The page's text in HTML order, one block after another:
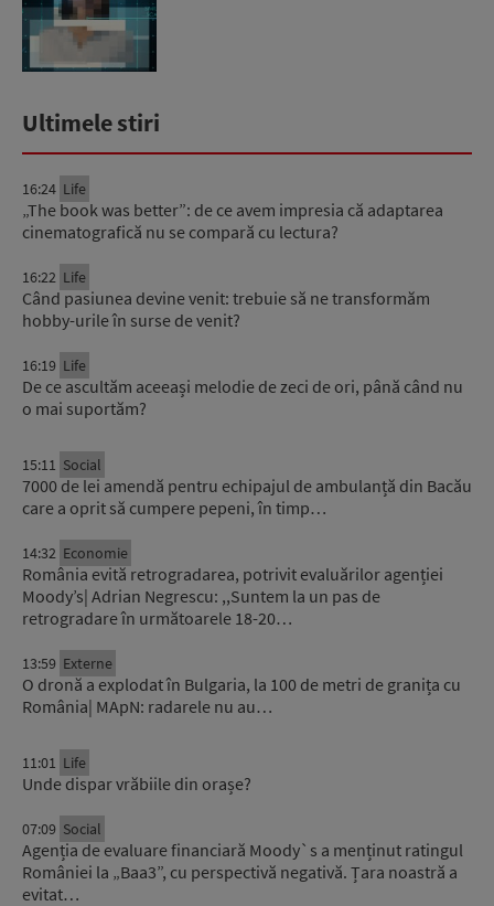
Ultimele stiri
16:24 Life
„The book was better”: de ce avem impresia că adaptarea
cinematografică nu se compară cu lectura?
16:22 Life
Când pasiunea devine venit: trebuie să ne transformăm
hobby-urile în surse de venit?
16:19 Life
De ce ascultăm aceeași melodie de zeci de ori, până când nu
o mai suportăm?
15:11 Social
7000 de lei amendă pentru echipajul de ambulanță din Bacău
care a oprit să cumpere pepeni, în timp…
14:32 Economie
România evită retrogradarea, potrivit evaluărilor agenției
Moody’s| Adrian Negrescu: ,,Suntem la un pas de
retrogradare în următoarele 18-20…
13:59 Externe
O dronă a explodat în Bulgaria, la 100 de metri de granița cu
România| MApN: radarele nu au…
11:01 Life
Unde dispar vrăbiile din orașe?
07:09 Social
Agenția de evaluare financiară Moody`s a menținut ratingul
României la „Baa3”, cu perspectivă negativă. Țara noastră a
evitat…